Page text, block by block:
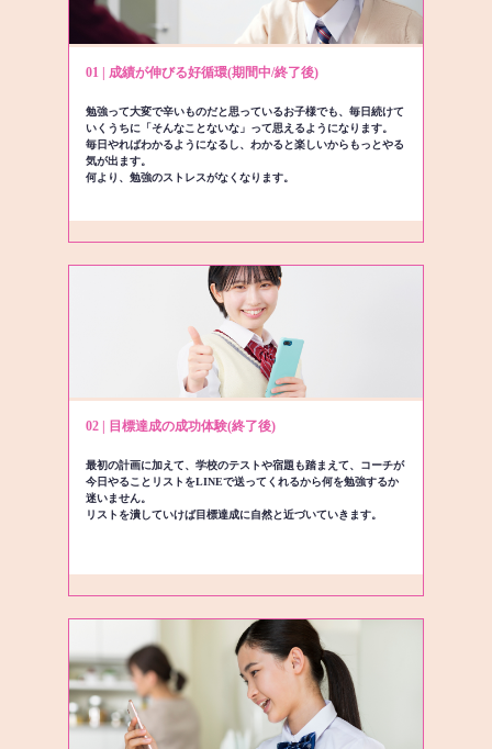
01 | 成績が伸びる好循環(期間中/終了後)
勉強って大変で辛いものだと思っているお子様でも、毎日続けて
いくうちに「そんなことないな」って思えるようになります。
毎日やればわかるようになるし、わかると楽しいからもっとやる
気が出ます。
何より、勉強のストレスがなくなります。
02 | 目標達成の成功体験(終了後)
最初の計画に加えて、学校のテストや宿題も踏まえて、コーチが
今日やることリストをLINEで送ってくれるから何を勉強するか
迷いません。
リストを潰していけば目標達成に自然と近づいていきます。